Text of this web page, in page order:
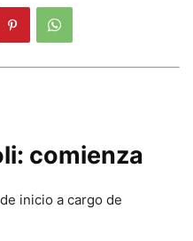
comienza
inicio a cargo de